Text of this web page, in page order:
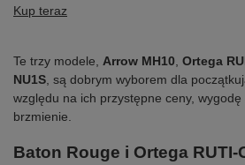
Kup teraz
Te trzy modele, Arrow MH10 Ortega
NU1S , są dobrym wyborem dla
względu na ich przystępne ceny,
brzmienie.
Baton Rouge i Ortega RUTI-